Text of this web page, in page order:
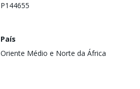
P144655
País
Oriente Médio e Norte da África